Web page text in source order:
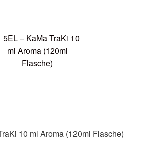
10 ml Aroma (120ml Flasche)